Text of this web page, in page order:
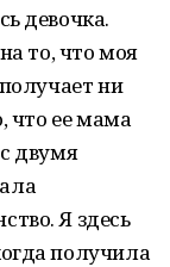
девочка.
то, что моя
ни
что ее мама
двумя
Я здесь
получила